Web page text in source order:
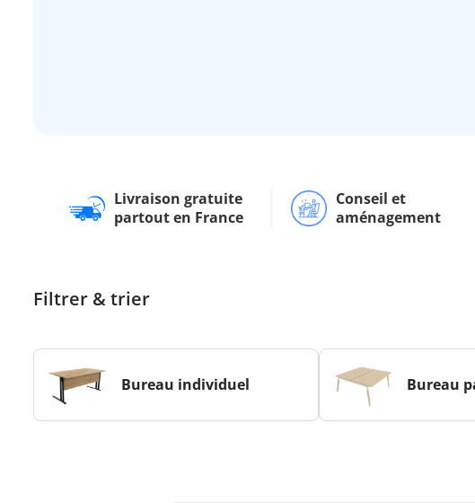
Livraison gratuite
partout en France
Conseil et
aménagement
Filtrer & trier
Bureau individuel Bureau